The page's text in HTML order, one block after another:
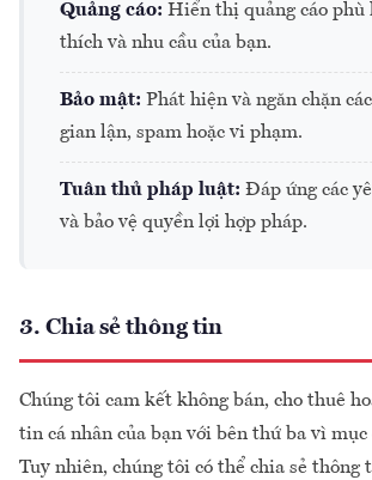
Quảng cáo: Hiển thị quảng cáo phù
thích và nhu cầu của bạn.
Bảo mật: Phát hiện và ngăn chặn
gian lận, spam hoặc vi phạm.
Tuân thủ pháp luật: Đáp ứng các
và bảo vệ quyền lợi hợp pháp.
3. Chia sẻ thông tin
Chúng tôi cam kết không bán, cho thuê
tin cá nhân của bạn với bên thứ ba vì
Tuy nhiên, chúng tôi có thể chia sẻ thông